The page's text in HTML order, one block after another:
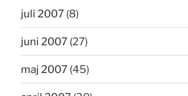
juli 2007 (8)
juni 2007 (27)
maj 2007 (45)